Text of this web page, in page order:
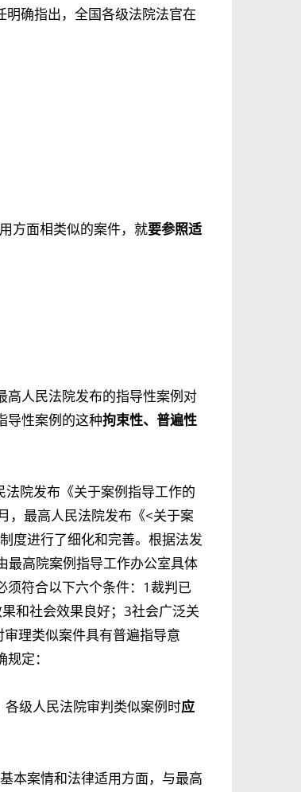
确指出，全国各级法院法官在
方面相类似的案件，就要参照适
高人民法院发布的指导性案例对
导性案例的这种拘束性、普遍性
院发布《关于案例指导工作的
，最高人民法院发布《<关于案
度进行了细化和完善。根据法发
最高院案例指导工作办公室具体
须符合以下六个条件：1裁判已
和社会效果良好；3社会广泛关
理类似案件具有普遍指导意
定：
级人民法院审判类似案例时应
本案情和法律适用方面，与最高